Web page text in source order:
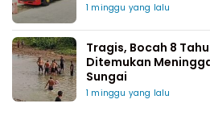
1 minggu yang lalu
Tragis, Bocah 8
Ditemukan
Sungai
1 minggu yang lalu